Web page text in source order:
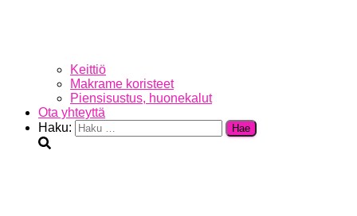
Keittiö
Makrame koristeet
Piensisustus, huonekalut
Ota yhteyttä
Haku: